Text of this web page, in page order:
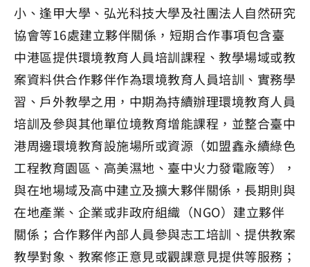
小、逢甲大學、弘光科技大學及社團法人自然研究
協會等16處建立夥伴關係，短期合作事項包含臺
中港區提供環境教育人員培訓課程、教學場域或教
案資料供合作夥伴作為環境教育人員培訓、實務學
習、戶外教學之用，中期為持續辦理環境教育人員
培訓及參與其他單位境教育增能課程，並整合臺中
港周邊環境教育設施場所或資源（如盟鑫永續綠色
工程教育園區、高美濕地、臺中火力發電廠等），
與在地場域及高中建立及擴大夥伴關係，長期則與
在地產業、企業或非政府組織（NGO）建立夥伴
關係；合作夥伴內部人員參與志工培訓、提供教案
教學對象、教案修正意見或觀課意見提供等服務；